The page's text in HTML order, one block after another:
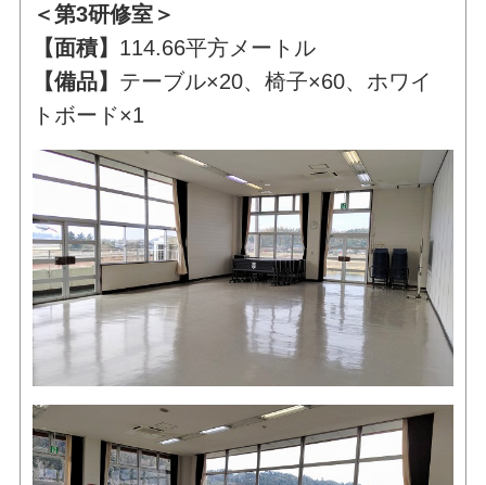
＜第3研修室＞
【面積】 114.66平方メートル
【備品】 テーブル×20、椅子×60、ホワイ
トボード×1